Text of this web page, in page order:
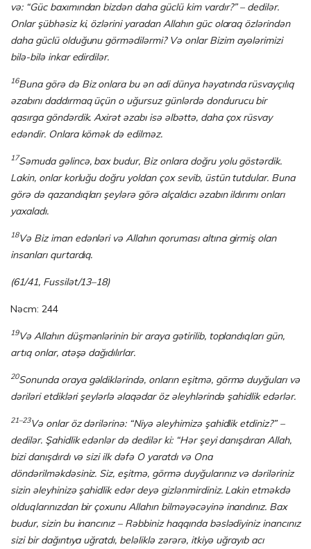
və: “Güc baxı­mın­dan bizdən daha güclü kim vardır?” – dedilər.
Onlar şübhəsiz ki, özlərini yaradan Allahın güc olaraq özlərindən
daha güclü olduğunu görmədilərmi? Və onlar Bizim ayə­lərimizi
bilə-bilə inkar edirdilər.
16Buna görə də Biz onlara bu ən adi dünya həyatında rüsvayçılıq
əzabını daddırmaq üçün o uğursuz günlərdə dondurucu bir
qasırga göndərdik. Axirət əzabı isə əlbəttə, daha çox rüsvay
edəndir. Onlara kömək də edilməz.
17Səmuda gəlincə, bax budur, Biz onlara doğru yolu göstərdik.
Lakin, onlar korluğu doğru yoldan çox sevib, üstün tutdular. Buna
görə də qazandıqları şeylərə görə alçaldıcı əzabın ildırımı onları
yaxaladı.
18Və Biz iman edənləri və Allahın qoruması altına girmiş olan
insanları qurtardıq.
(61/41, Fussilət/13–18)
Nəcm: 244
19Və Allahın düşmənlərinin bir araya gətirilib, toplandıqları gün,
artıq onlar, atəşə dağıdılırlar.
20Sonunda oraya gəldiklərində, onların eşitmə, görmə duyğuları və
dəriləri etdikləri şeylərlə əlaqədar öz əleyhlərində şahidlik edərlər.
21–23Və onlar öz dərilərinə: “Niyə əleyhimizə şahidlik etdiniz?” –
dedilər. Şahidlik edənlər də dedilər ki: “Hər şeyi danışdıran Allah,
bizi danışdırdı və sizi ilk dəfə O yaratdı və Ona
döndərilməkdəsiniz. Siz, eşitmə, görmə duyğularınız və dəriləriniz
sizin əleyhi­nizə şahidlik edər deyə gizlənmirdiniz. Lakin etməkdə
olduqlarınızdan bir çoxunu Allahın bilməyəcəyinə inandınız. Bax
budur, sizin bu inancınız – Rəbbiniz haqqında bəslədiyiniz inancınız
sizi bir dağıntıya uğratdı, beləliklə zərərə, itkiyə uğrayıb acı